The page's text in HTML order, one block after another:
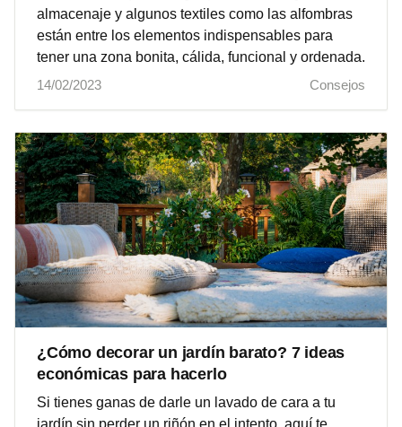
almacenaje y algunos textiles como las alfombras
están entre los elementos indispensables para
tener una zona bonita, cálida, funcional y ordenada.
14/02/2023
Consejos
¿Cómo decorar un jardín barato? 7 ideas
económicas para hacerlo
Si tienes ganas de darle un lavado de cara a tu